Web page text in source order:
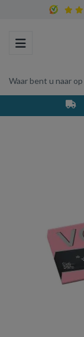
Toggle navigation
Waar bent u naar op